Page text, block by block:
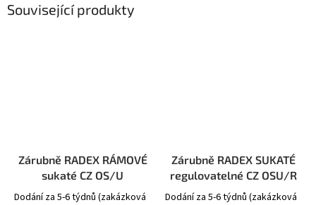
Související produkty
Zárubně RADEX RÁMOVÉ
sukaté CZ OS/U
Dodání za 5-6 týdnů (zakázková
Zárubně RADEX SUKATÉ
regulovatelné CZ OSU/R
Dodání za 5-6 týdnů (zakázková